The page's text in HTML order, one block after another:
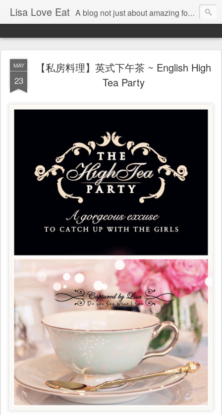
Lisa Love Eat A blog not just about amazing food , but also about the things I love
MAY
23
【私房料理】英式下午茶 ~ English High
Tea Party